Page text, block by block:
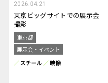
2026.04.21
東京ビッグサイトでの展示会
撮影
東京都
展示会・イベント
スチール
映像